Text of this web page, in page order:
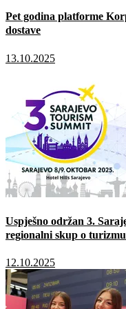
Pet godina platforme
dostave
13.10.2025
Uspješno održan 3.
regionalni skup o
12.10.2025